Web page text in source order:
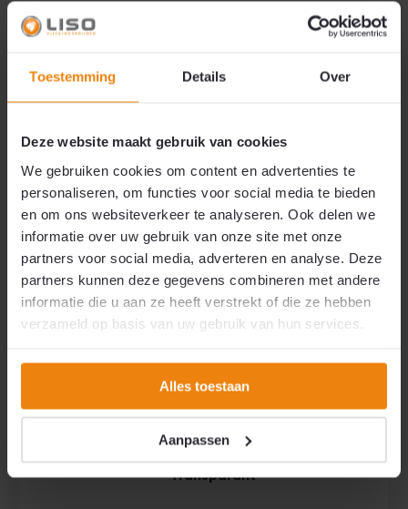
Toestemming Details Over
Deze website maakt gebruik van cookies
We gebruiken cookies om content en advertenties te
personaliseren, om functies voor social media te bieden
en om ons websiteverkeer te analyseren. Ook delen we
informatie over uw gebruik van onze site met onze
partners voor social media, adverteren en analyse. Deze
partners kunnen deze gegevens combineren met andere
informatie die u aan ze heeft verstrekt of die ze hebben
verzameld op basis van uw gebruik van hun services.
Alles toestaan
Aanpassen
Meest gekozen
Strook breedte:: 40 cm
Strook dikte:: 4 mm
Direct leverbaar
€ 460,89 Excl. btw
Rol pvc 300x2mm a 50 meter
Transparant